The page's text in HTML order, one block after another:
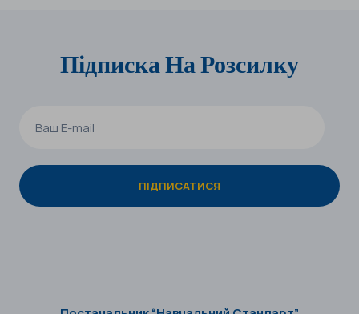
Підписка На Розсилку